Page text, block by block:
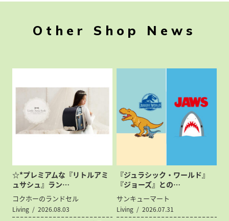
Other Shop News
☆*プレミアムな『リトルアミ
ュサシュ』ラン…
コクホーのランドセル
Living 2026.08.03
『ジュラシック・ワールド』
『ジョーズ』との…
サンキューマート
Living 2026.07.31